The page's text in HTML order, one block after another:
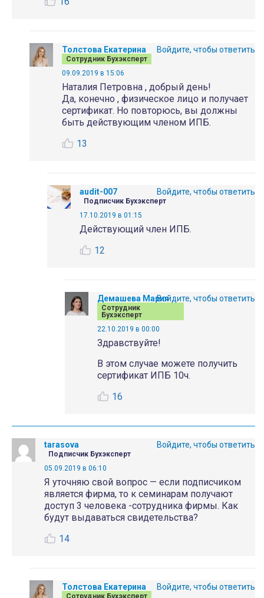
Толстова Екатерина
Сотрудник Бухэксперт
09.09.2019 в 15:06
Наталия Петровна , добрый день!
Да, конечно , физическое лицо и получает
сертификат. Но повторюсь, вы должны
быть действующим членом ИПБ.
13
Войдите, чтобы ответить
audit-007
Подписчик Бухэксперт
17.10.2019 в 01:15
Действующий член ИПБ.
12
Войдите, чтобы ответить
Демашева Мария
Сотрудник
Бухэксперт
22.10.2019 в 00:00
Здравствуйте!
В этом случае можете получить
сертификат ИПБ 10ч.
16
Войдите, чтобы ответить
tarasova
Подписчик Бухэксперт
05.09.2019 в 06:10
Я уточняю свой вопрос — если подписчиком
является фирма, то к семинарам получают
доступ 3 человека -сотрудника фирмы. Как
будут выдаваться свидетельства?
14
Войдите, чтобы ответить
Толстова Екатерина Войдите, чтобы ответить